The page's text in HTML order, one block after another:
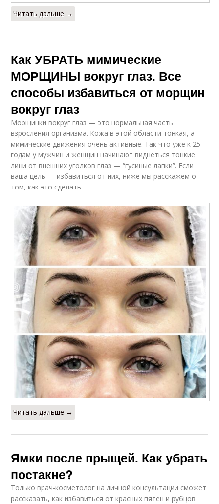
Читать дальше →
Как УБРАТЬ мимические
МОРЩИНЫ вокруг глаз. Все
способы избавиться от морщин
вокруг глаз
Морщинки вокруг глаз — это нормальная часть
взросления организма. Кожа в этой области тонкая, а
мимические движения очень активные. Так что уже к 25
годам у мужчин и женщин начинают виднеться тонкие
лини от внешних уголков глаз — “гусиные лапки”. Если
ваша цель — избавиться от них, ниже мы расскажем о
том, как это сделать.
Читать дальше →
Ямки после прыщей. Как убрать
постакне?
Только врач-косметолог на личной консультации сможет
рассказать, как избавиться от красных пятен и рубцов